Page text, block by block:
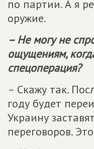
по партии. А я
оружие.
– Не могу не
ощущениям,
спецоперация?
– Скажу так.
году будет
Украину
переговоров.